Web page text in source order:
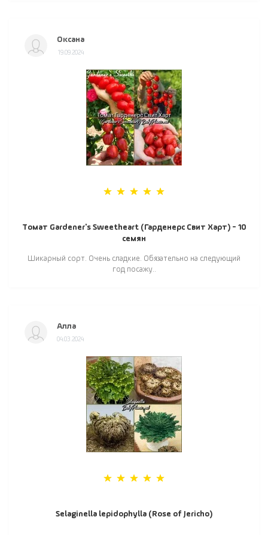
Оксана
19.09.2024
Томат Gardener's Sweetheart (Гарденерс Свит Харт) - 10
семян
Шикарный сорт. Очень сладкие. Обязательно на следующий
год посажу..
Алла
04.03.2024
Selaginella lepidophylla (Rose of Jericho)